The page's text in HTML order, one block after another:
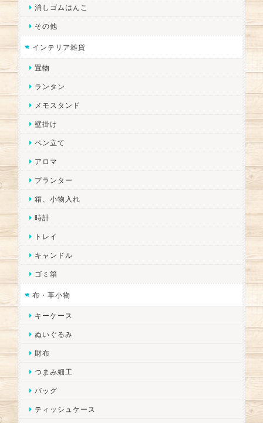
消しゴムはんこ
その他
インテリア雑貨
置物
ランタン
メモスタンド
壁掛け
ペン立て
アロマ
プランター
箱、小物入れ
時計
トレイ
キャンドル
ゴミ箱
布・革小物
キーケース
ぬいぐるみ
財布
つまみ細工
バッグ
ティッシュケース